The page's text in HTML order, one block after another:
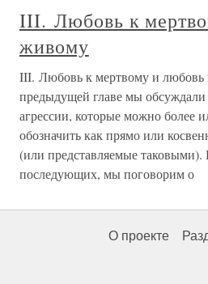
III. Любовь к
живому
III. Любовь к мертвому и
предыдущей главе мы
агрессии, которые можно более
обозначить как прямо или
(или представляемые таковыми).
последующих, мы поговорим о
О проекте